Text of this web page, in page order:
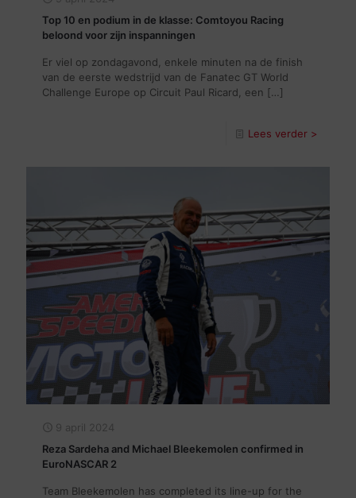
Top 10 en podium in de klasse: Comtoyou Racing
beloond voor zijn inspanningen
Er viel op zondagavond, enkele minuten na de finish
van de eerste wedstrijd van de Fanatec GT World
Challenge Europe op Circuit Paul Ricard, een […]
Lees verder >
9 april 2024
Reza Sardeha and Michael Bleekemolen confirmed in
EuroNASCAR 2
Team Bleekemolen has completed its line-up for the